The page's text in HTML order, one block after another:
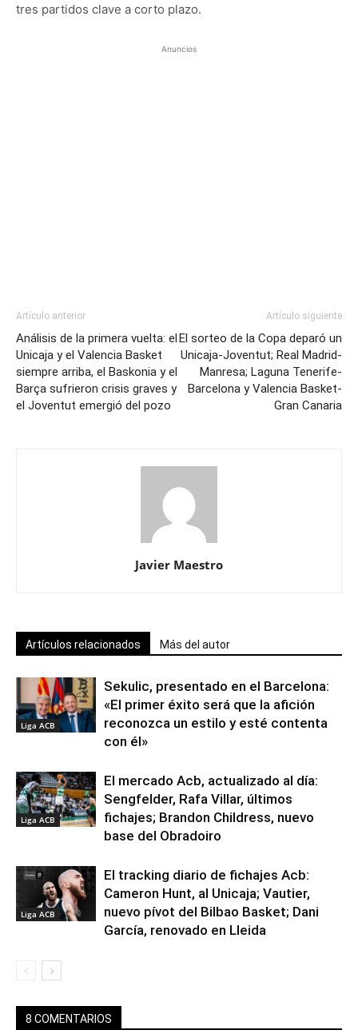
tres partidos clave a corto plazo.
Anuncios
Artículo anterior
Análisis de la primera vuelta: el
Unicaja y el Valencia Basket
siempre arriba, el Baskonia y el
Barça sufrieron crisis graves y
el Joventut emergió del pozo
Artículo siguiente
El sorteo de la Copa deparó un
Unicaja-Joventut; Real Madrid-
Manresa; Laguna Tenerife-
Barcelona y Valencia Basket-
Gran Canaria
Javier Maestro
Artículos relacionados Más del autor
Liga ACB
Sekulic, presentado en el Barcelona:
«El primer éxito será que la afición
reconozca un estilo y esté contenta
con él»
Liga ACB
El mercado Acb, actualizado al día:
Sengfelder, Rafa Villar, últimos
fichajes; Brandon Childress, nuevo
base del Obradoiro
Liga ACB
El tracking diario de fichajes Acb:
Cameron Hunt, al Unicaja; Vautier,
nuevo pívot del Bilbao Basket; Dani
García, renovado en Lleida
8 COMENTARIOS